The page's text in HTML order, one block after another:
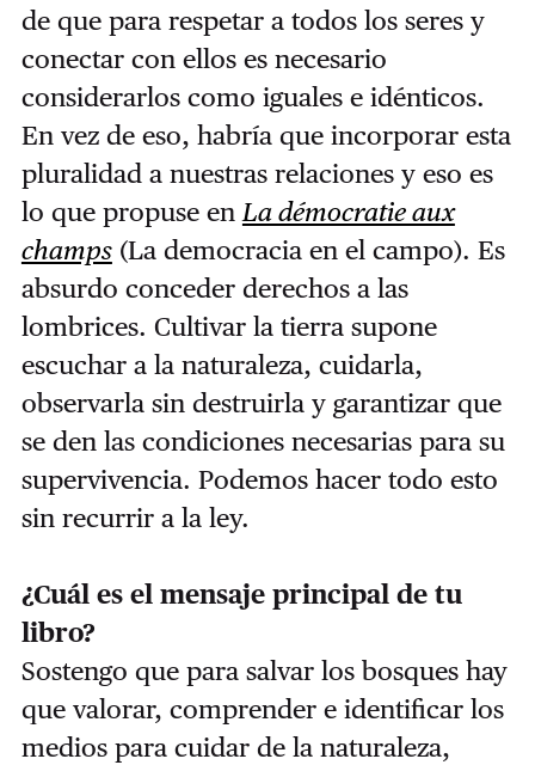
de que para respetar a todos los seres y
conectar con ellos es necesario
considerarlos como iguales e idénticos.
En vez de eso, habría que incorporar esta
pluralidad a nuestras relaciones y eso es
lo que propuse en La démocratie aux
champs(La democracia en el campo). Es
absurdo conceder derechos a las
lombrices. Cultivar la tierra supone
escuchar a la naturaleza, cuidarla,
observarla sin destruirla y garantizar que
se den las condiciones necesarias para su
supervivencia. Podemos hacer todo esto
sin recurrir a la ley.
¿Cuál es el mensaje principal de tu
libro?
Sostengo que para salvar los bosques hay
que valorar, comprender e identificar los
medios para cuidar de la naturaleza,